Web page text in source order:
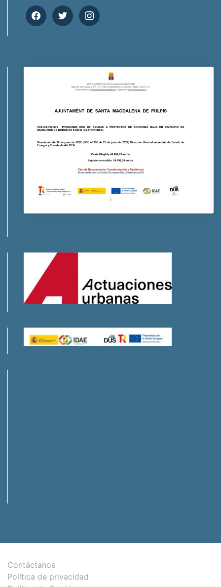
facebooktwitter instagram
Contáctanos
Política de privacidad